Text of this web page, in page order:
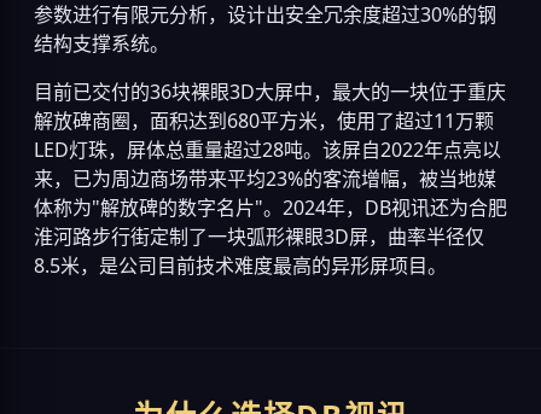
参数进行有限元分析，设计出安全冗余度超过30%的钢
结构支撑系统。
目前已交付的36块裸眼3D大屏中，最大的一块位于重庆
解放碑商圈，面积达到680平方米，使用了超过11万颗
LED灯珠，屏体总重量超过28吨。该屏自2022年点亮以
来，已为周边商场带来平均23%的客流增幅，被当地媒
体称为"解放碑的数字名片"。2024年，DB视讯还为合肥
淮河路步行街定制了一块弧形裸眼3D屏，曲率半径仅
8.5米，是公司目前技术难度最高的异形屏项目。